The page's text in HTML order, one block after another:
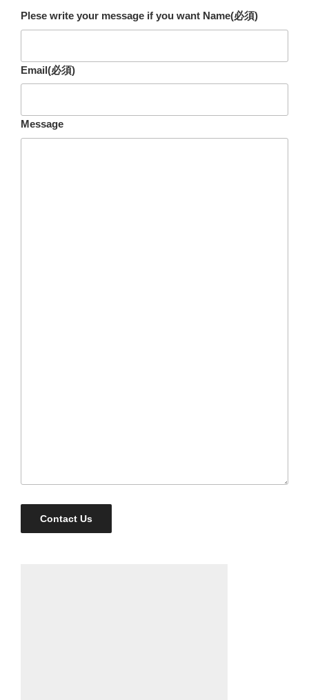
Plese write your message if you want Name(必須)
Email(必須)
Message
Contact Us